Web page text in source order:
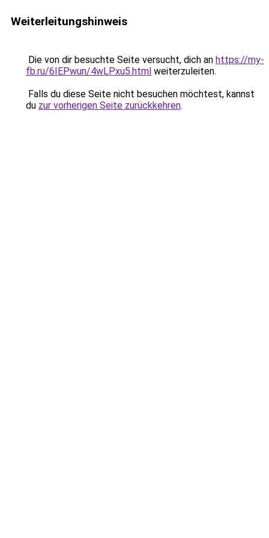
Weiterleitungshinweis
Die von dir besuchte Seite versucht, dich an https://my-
fb.ru/6IEPwun/4wLPxu5.html weiterzuleiten.
Falls du diese Seite nicht besuchen möchtest, kannst
du zur vorherigen Seite zurückkehren.